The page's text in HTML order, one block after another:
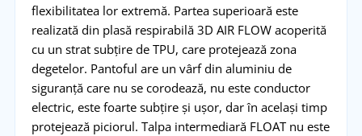
flexibilitatea lor extremă. Partea superioară este
realizată din plasă respirabilă 3D AIR FLOW acoperită
cu un strat subțire de TPU, care protejează zona
degetelor. Pantoful are un vârf din aluminiu de
siguranță care nu se corodează, nu este conductor
electric, este foarte subțire și ușor, dar în același timp
protejează piciorul. Talpa intermediară FLOAT nu este